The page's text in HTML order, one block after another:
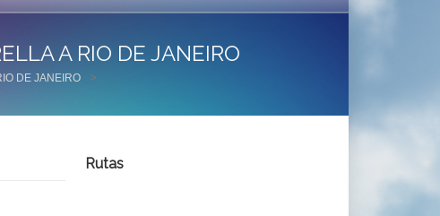
A RIO DE JANEIRO
DE JANEIRO >
Rutas